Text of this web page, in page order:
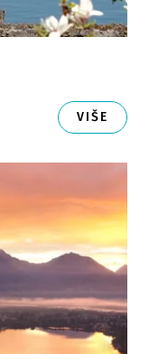
VIŠE